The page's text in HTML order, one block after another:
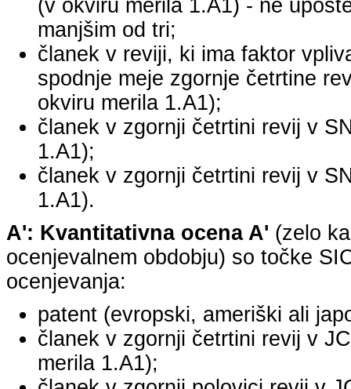
(v okviru merila 1.A1) - ne
manjšim od tri;
članek v reviji, ki ima faktor
spodnje meje zgornje četrtine
okviru merila 1.A1);
članek v zgornji četrtini revij v
1.A1);
članek v zgornji četrtini revij v
1.A1).
A': Kvantitativna ocena A' (zelo
ocenjevalnem obdobju) so točke
ocenjevanja:
patent (evropski, ameriški ali
članek v zgornji četrtini revij v
merila 1.A1);